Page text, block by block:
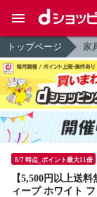
トップページ 家
8/7 時点_ポイント最大11倍
【5,500円以上送
ィープ ホワイト